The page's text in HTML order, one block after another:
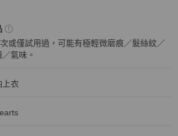
品狀態與細節
或僅試用過，可能有極輕微磨痕／髮絲紋／
氣味。
資訊
上衣
裝品牌介紹
單